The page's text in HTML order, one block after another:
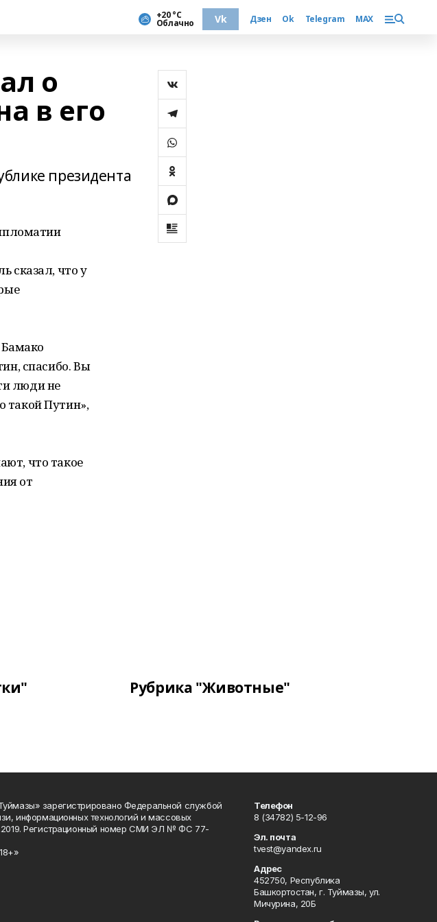
+20 °С
Облачно Vk Дзен Ok Telegram MAX
о
в его
президента
сказал, что у
спасибо. Вы
люди не
такой Путин»,
что такое
от
Рубрика "Животные"
зарегистрировано Федеральной службой
информационных технологий и массовых
Регистрационный номер СМИ ЭЛ № ФС 77-
Телефон
8 (34782) 5-12-96
Эл. почта
tvest@yandex.ru
Адрес
452750, Республика
Башкортостан, г. Туймазы, ул.
Мичурина, 20Б